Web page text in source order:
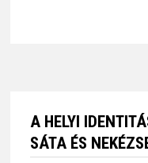
A HELYI
SÁTA ÉS